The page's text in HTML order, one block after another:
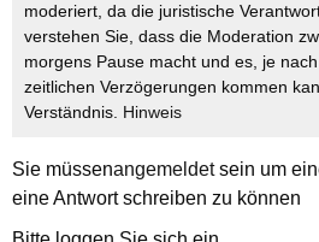
moderiert, da die juristische
verstehen Sie, dass die Moderation
morgens Pause macht und es, je
zeitlichen Verzögerungen kommen
Verständnis. Hinweis
Sie müssenangemeldetsein um
eine Antwort schreiben zu können